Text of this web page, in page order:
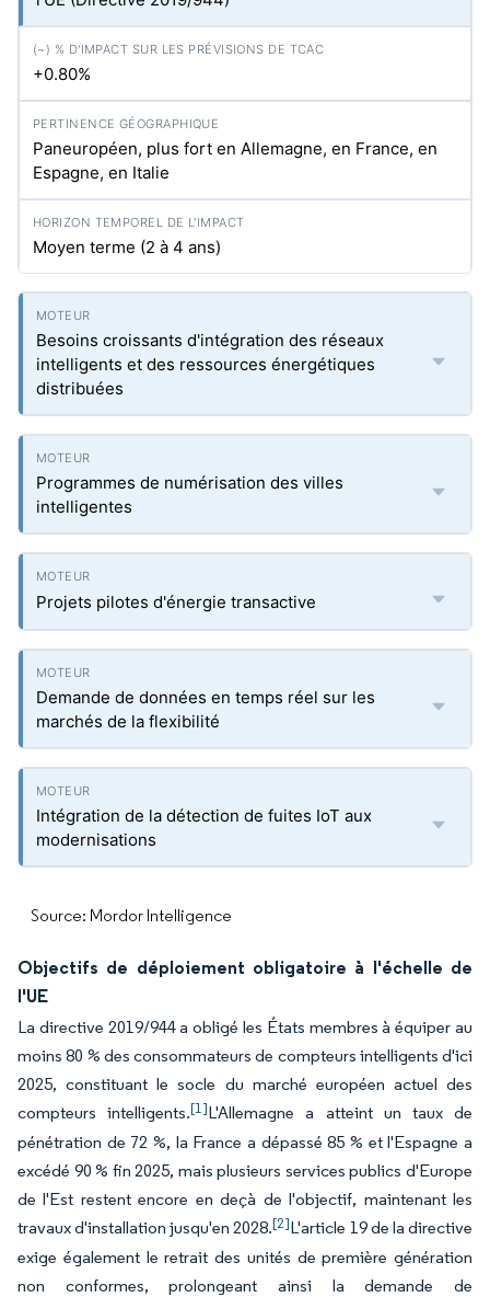
+0.80%
Paneuropéen, plus fort en Allemagne, en France, en
Espagne, en Italie
Moyen terme (2 à 4 ans)
Besoins croissants d'intégration des réseaux
intelligents et des ressources énergétiques
distribuées
Programmes de numérisation des villes
intelligentes
Projets pilotes d'énergie transactive
Demande de données en temps réel sur les
marchés de la flexibilité
Intégration de la détection de fuites IoT aux
modernisations
Source: Mordor Intelligence
Objectifs de déploiement obligatoire à l'échelle de
l'UE
La directive 2019/944 a obligé les États membres à équiper au
moins 80 % des consommateurs de compteurs intelligents d'ici
2025, constituant le socle du marché européen actuel des
compteurs intelligents.[1]L'Allemagne a atteint un taux de
pénétration de 72 %, la France a dépassé 85 % et l'Espagne a
excédé 90 % fin 2025, mais plusieurs services publics d'Europe
de l'Est restent encore en deçà de l'objectif, maintenant les
travaux d'installation jusqu'en 2028.[2]L'article 19 de la directive
exige également le retrait des unités de première génération
non conformes, prolongeant ainsi la demande de